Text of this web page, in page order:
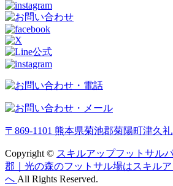
〒869-1101 熊本県菊池郡菊陽町津久礼
Copyright © スキルアップフットサル
郡｜光の森のフットサル場はスキル
へ All Rights Reserved.